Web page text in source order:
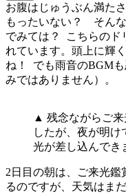
お腹はじゅうぶん満た
もったいない？ そん
でみては？ こちらのド
れています。頭上に輝
ね！ でも雨音のBGM
みではありません）。
▲ 残念ながらご
したが、夜が明け
光が差し込んでき
2日目の朝は、ご来光
るのですが、天気はま